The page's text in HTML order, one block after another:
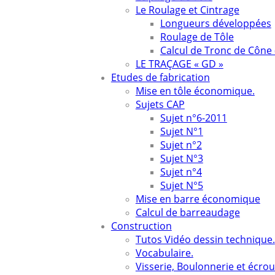
Le Roulage et Cintrage
Longueurs développées
Roulage de Tôle
Calcul de Tronc de
LE TRAÇAGE « GD »
Etudes de fabrication
Mise en tôle économique.
Sujets CAP
Sujet n°6-2011
Sujet N°1
Sujet n°2
Sujet N°3
Sujet n°4
Sujet N°5
Mise en barre économique
Calcul de barreaudage
Construction
Tutos Vidéo dessin technique.
Vocabulaire.
Visserie, Boulonnerie et